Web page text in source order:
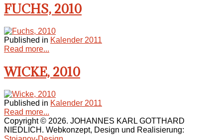
FUCHS, 2010
Published in Kalender 2011
Read more...
WICKE, 2010
Published in Kalender 2011
Read more...
Copyright © 2026. JOHANNES KARL GOTTHARD
NIEDLICH. Webkonzept, Design und Realisierung: